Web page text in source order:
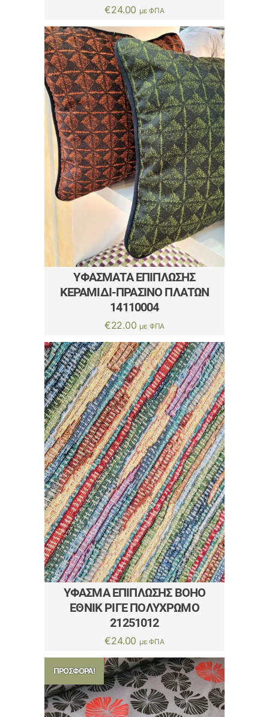
€24.00 με ΦΠΑ
ΥΦΆΣΜΑΤΑ ΕΠΊΠΛΩΣΗΣ
ΚΕΡΑΜΙΔΊ-ΠΡΆΣΙΝΟ ΠΛΑΤΩΝ
14110004
€22.00 με ΦΠΑ
ΎΦΑΣΜΑ ΕΠΊΠΛΩΣΗΣ BOHO
ΈΘΝΙΚ ΡΙΓΈ ΠΟΛΎΧΡΩΜΟ
21251012
€24.00 με ΦΠΑ
ΠΡΟΣΦΟΡΆ!